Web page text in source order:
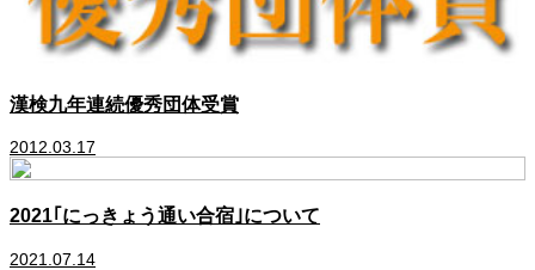
漢検九年連続優秀団体受賞
2012.03.17
2021｢にっきょう通い合宿｣について
2021.07.14